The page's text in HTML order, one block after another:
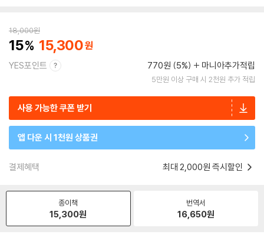
18,000원
15 15,300
YES포인트 770원 (5%) 마니아추가적립
5만원 이상 구매 시 2천원 추가 적립
사용 가능한 쿠폰 받기
앱 다운 시 1천원 상품권
결제혜택 최대 2,000원 즉시할인
종이책
15,300원
번역서
16,650원